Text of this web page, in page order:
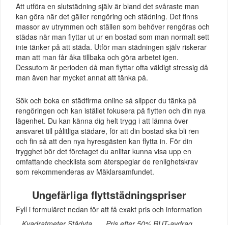
Att utföra en slutstädning själv är bland det svåraste man
kan göra när det gäller rengöring och städning. Det finns
massor av utrymmen och ställen som behöver rengöras och
städas när man flyttar ut ur en bostad som man normalt sett
inte tänker på att städa. Utför man städningen själv riskerar
man att man får åka tillbaka och göra arbetet igen.
Dessutom är perioden då man flyttar ofta väldigt stressig då
man även har mycket annat att tänka på.
Sök och boka en städfirma online så slipper du tänka på
rengöringen och kan istället fokusera på flytten och din nya
lägenhet. Du kan känna dig helt trygg i att lämna över
ansvaret till pålitliga städare, för att din bostad ska bli ren
och fin så att den nya hyresgästen kan flytta in. För din
trygghet bör det företaget du anlitar kunna visa upp en
omfattande checklista som återspeglar de renlighetskrav
som rekommenderas av Mäklarsamfundet.
Ungefärliga flyttstädningspriser
Fyll i formuläret nedan för att få exakt pris och information